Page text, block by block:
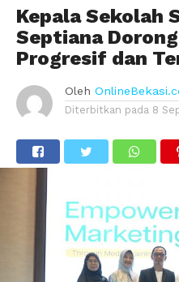
Kepala Sekolah
Septiana
Progresif dan
Oleh
Diterbitkan pada 8